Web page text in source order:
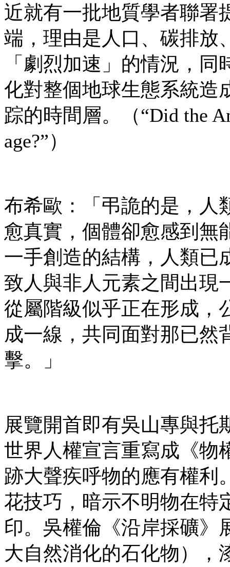
近就有一批地質學者聯署
端，理由是人口、碳排放
「劇烈加速」的情況，
化對整個地球生態系統造
踪的時間層。（“Did the
age?”）
布希歐：「弔詭的是，人
愈真實，個體卻愈感到
一手創造的結構，人類已
致人與非人元素之間出現
從屬階級似乎正在形成，
成一線，共同面對那已然
擊。」
展覽開首即有吳山專與托
世界人權宣言重寫成《物
跡大聲疾呼物的應有權利
花技巧，暗示不明物在特
印。吳權倫《沿岸採礦》
大自然消化的石化物），